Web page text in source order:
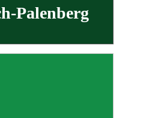
Palenberg